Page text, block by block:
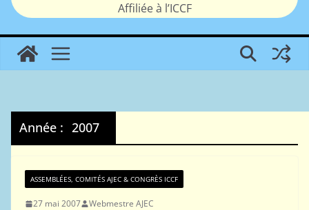
Affiliée à l’ICCF
Année : 2007
ASSEMBLÉES, COMITÉS AJEC & CONGRÈS ICCF
27 mai 2007 Webmestre AJEC